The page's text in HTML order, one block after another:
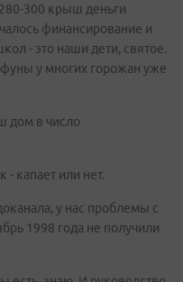
300 крыш деньги
финансирование и
- это наши дети, святое.
у многих горожан уже
дом в число
- капает или нет.
у нас проблемы с
1998 года не получили